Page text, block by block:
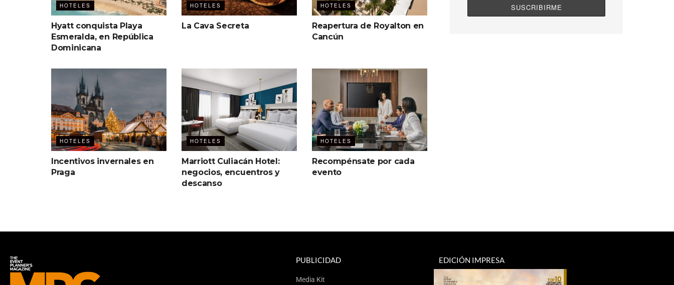
HOTELES
Hyatt conquista Playa
Esmeralda, en República
Dominicana
HOTELES
La Cava Secreta
HOTELES
Reapertura de Royalton en
Cancún
HOTELES
Incentivos invernales en
Praga
HOTELES
Marriott Culiacán Hotel:
negocios, encuentros y
descanso
HOTELES
Recompénsate por cada
evento
PUBLICIDAD
Media Kit
EDICIÓN IMPRESA